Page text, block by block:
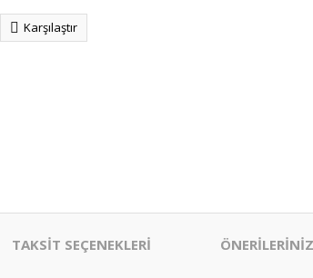
Karşılaştır
TAKSİT SEÇENEKLERİ ÖNERİLERİNİZ